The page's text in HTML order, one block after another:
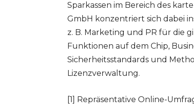
Sparkassen im Bereich des
GmbH konzentriert sich dabei
z. B. Marketing und PR für die
Funktionen auf dem Chip,
Sicherheitsstandards und
Lizenzverwaltung.
[1] Repräsentative Online-